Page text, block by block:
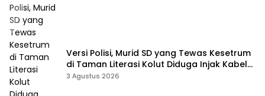
Versi Polisi, Murid SD yang Tewas Kesetrum
di Taman Literasi Kolut Diduga Injak Kabel
Beraliran Listrik
3 Agustus 2026